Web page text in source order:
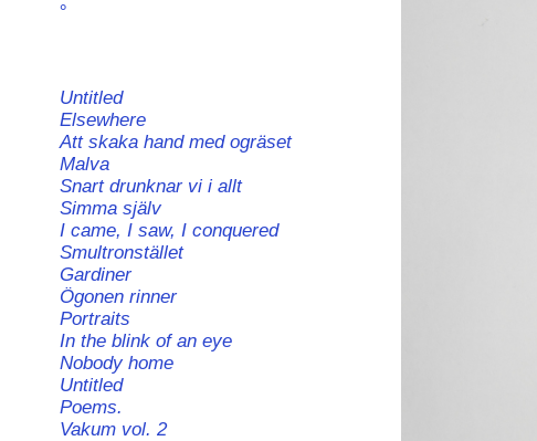
°
Untitled
Elsewhere
Att skaka hand med ogräset
Malva
Snart drunknar vi i allt
Simma själv
I came, I saw, I conquered
Smultronstället
Gardiner
Ögonen rinner
Portraits
In the blink of an eye
Nobody home
Untitled
Poems.
Vakum vol. 2